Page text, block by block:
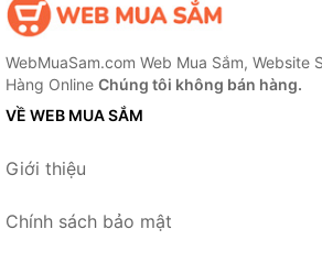
WebMuaSam.com Web Mua Sắm, Website
Hàng Online Chúng tôi không bán hàng.
VỀ WEB MUA SẮM
Giới thiệu
Chính sách bảo mật